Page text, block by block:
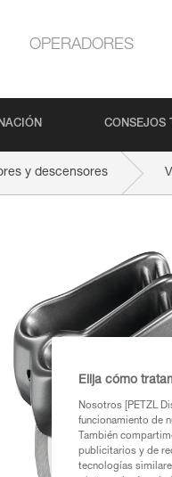
OPERADORES
CONSEJOS
y descensores
Elija cómo
Nosotros [PETZL
funcionamiento de
También
publicitarios y de
tecnologías